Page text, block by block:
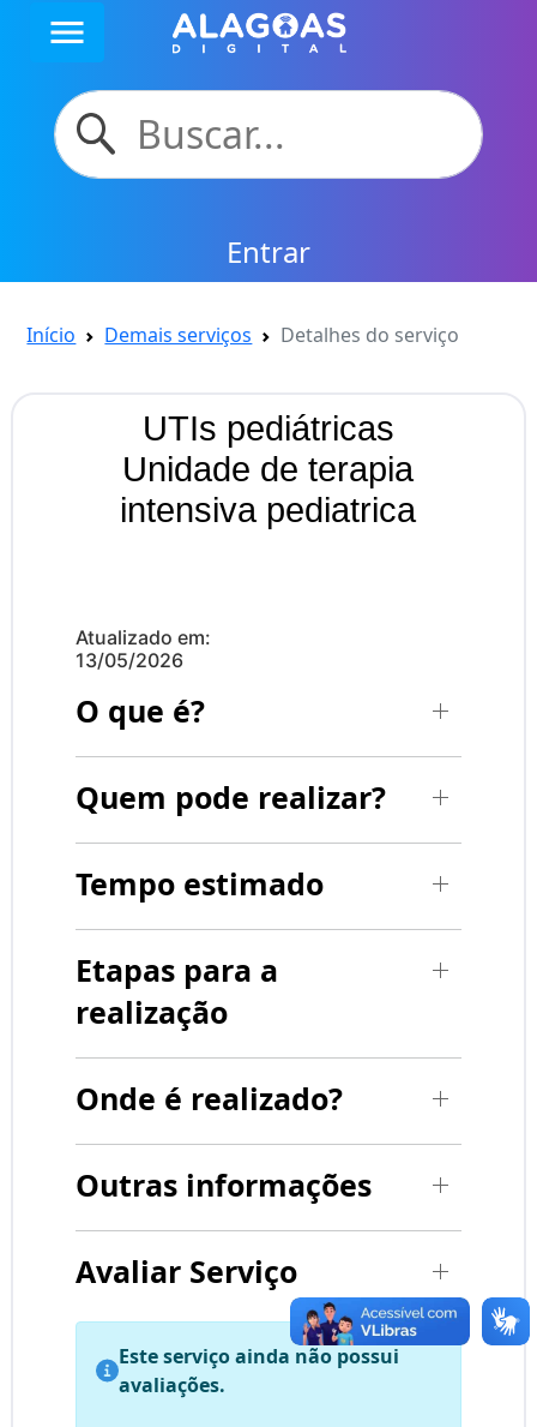
menu
Entrar
Início Demais serviços Detalhes do serviço
UTIs pediátricas
Unidade de terapia
intensiva pediatrica
Atualizado em:
13/05/2026
O que é?
Quem pode realizar?
Tempo estimado
Etapas para a
realização
Onde é realizado?
Outras informações
Avaliar Serviço
Este serviço ainda não possui
avaliações.